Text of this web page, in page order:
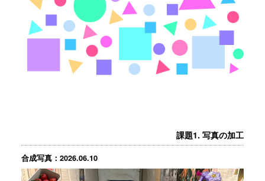
課題1. 写真の加工
合成写真：2026.06.10